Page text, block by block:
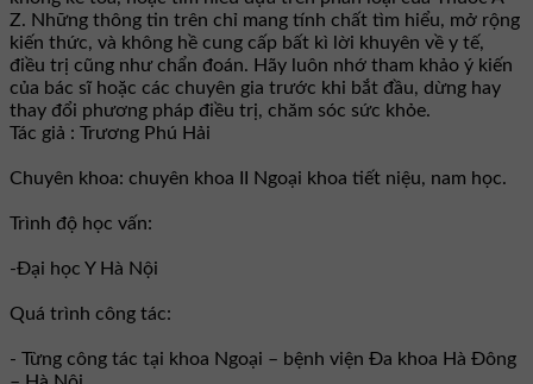
Z. Những thông tin trên chỉ mang tính chất tìm hiểu, mở rộng
kiến thức, và không hề cung cấp bất kì lời khuyên về y tế,
điều trị cũng như chẩn đoán. Hãy luôn nhớ tham khảo ý kiến
của bác sĩ hoặc các chuyên gia trước khi bắt đầu, dừng hay
thay đổi phương pháp điều trị, chăm sóc sức khỏe.
Tác giả : Trương Phú Hải
Chuyên khoa: chuyên khoa II Ngoại khoa tiết niệu, nam học.
Trình độ học vấn:
-Đại học Y Hà Nội
Quá trình công tác:
- Từng công tác tại khoa Ngoại – bệnh viện Đa khoa Hà Đông